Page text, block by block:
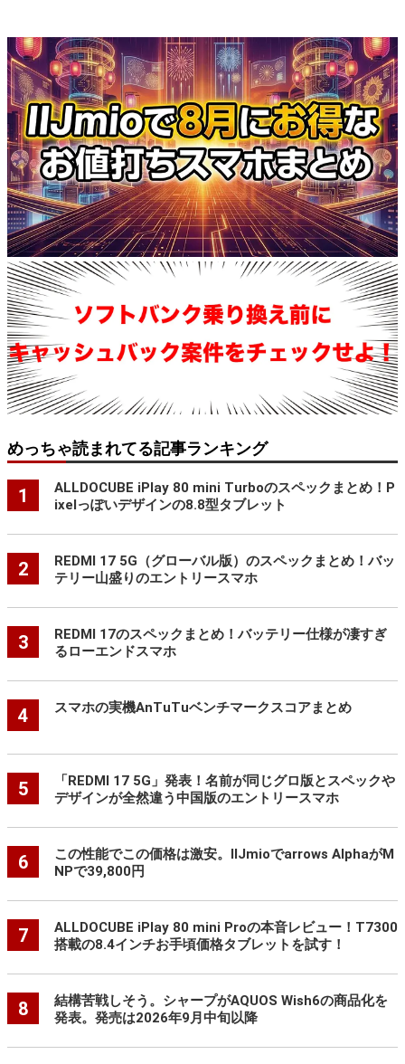
めっちゃ読まれてる記事ランキング
1
ALLDOCUBE iPlay 80 mini Turboのスペックまとめ！P
ixelっぽいデザインの8.8型タブレット
2
REDMI 17 5G（グローバル版）のスペックまとめ！バッ
テリー山盛りのエントリースマホ
3
REDMI 17のスペックまとめ！バッテリー仕様が凄すぎ
るローエンドスマホ
4 スマホの実機AnTuTuベンチマークスコアまとめ
5
「REDMI 17 5G」発表！名前が同じグロ版とスペックや
デザインが全然違う中国版のエントリースマホ
6
この性能でこの価格は激安。IIJmioでarrows AlphaがM
NPで39,800円
7
ALLDOCUBE iPlay 80 mini Proの本音レビュー！T7300
搭載の8.4インチお手頃価格タブレットを試す！
8
結構苦戦しそう。シャープがAQUOS Wish6の商品化を
発表。発売は2026年9月中旬以降